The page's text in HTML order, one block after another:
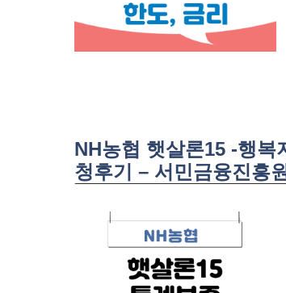
NH농협 햇살론15 -행
청후기 – 서민금융진흥원